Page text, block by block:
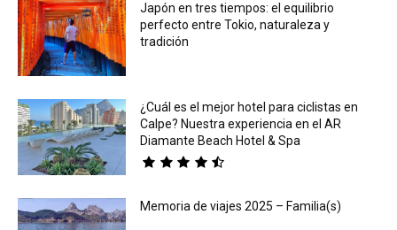
Japón en tres tiempos: el equilibrio
perfecto entre Tokio, naturaleza y
tradición
¿Cuál es el mejor hotel para ciclistas en
Calpe? Nuestra experiencia en el AR
Diamante Beach Hotel & Spa
Memoria de viajes 2025 – Familia(s)